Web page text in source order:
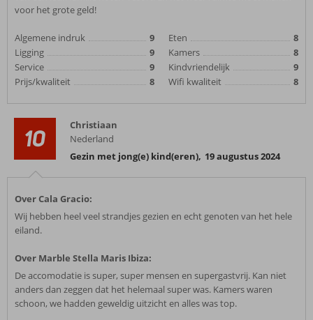
voor het grote geld!
Algemene indruk
9
Ligging
9
Service
9
Prijs/kwaliteit
8
Eten
8
Kamers
8
Kindvriendelijk
9
Wifi kwaliteit
8
10
Christiaan
Nederland
Gezin met jong(e) kind(eren), 19 augustus 2024
Over Cala Gracio:
Wij hebben heel veel strandjes gezien en echt genoten van het hele
eiland.
Over Marble Stella Maris Ibiza:
De accomodatie is super, super mensen en supergastvrij. Kan niet
anders dan zeggen dat het helemaal super was. Kamers waren
schoon, we hadden geweldig uitzicht en alles was top.